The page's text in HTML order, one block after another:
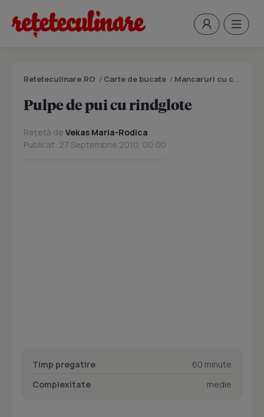
Reteteculinare.RO / Carte de bucate / Mancaruri cu carne
Pulpe de pui cu rindglote
Rețetă de Vekas Maria-Rodica
Publicat: 27 Septembrie 2010, 00:00
Timp pregatire
60 minute
Complexitate
medie